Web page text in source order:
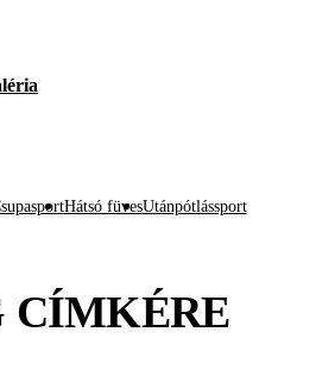
Hátsó füvesUtánpótlássport
CÍMKÉRE